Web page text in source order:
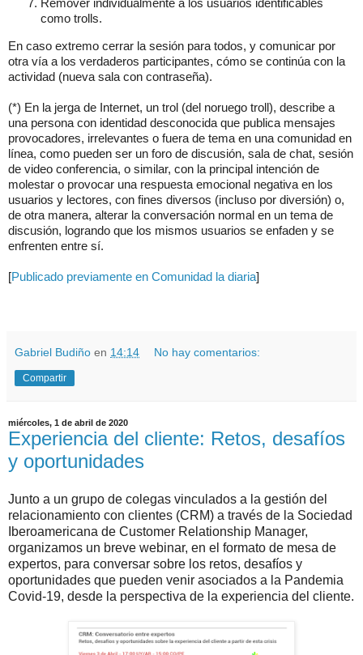
como trolls.
En caso extremo cerrar la sesión para todos, y comunicar por
otra vía a los verdaderos participantes, cómo se continúa con la
actividad (nueva sala con contraseña).
(*) En la jerga de Internet, un trol (del noruego troll), describe a
una persona con identidad desconocida que publica mensajes
provocadores, irrelevantes o fuera de tema en una comunidad en
línea, como pueden ser un foro de discusión, sala de chat, sesión
de video conferencia, o similar, con la principal intención de
molestar o provocar una respuesta emocional negativa en los
usuarios y lectores, con fines diversos (incluso por diversión)​ o,
de otra manera, alterar la conversación normal en un tema de
discusión, logrando que los mismos usuarios se enfaden y se
enfrenten entre sí.
[Publicado previamente en Comunidad la diaria]
Gabriel Budiño en 14:14 No hay comentarios:
Compartir
miércoles, 1 de abril de 2020
Experiencia del cliente: Retos, desafíos
y oportunidades
Junto a un grupo de colegas vinculados a la gestión del
relacionamiento con clientes (CRM) a través de la Sociedad
Iberoamericana de Customer Relationship Manager,
organizamos un breve webinar, en el formato de mesa de
expertos, para conversar sobre los retos, desafíos y
oportunidades que pueden venir asociados a la Pandemia
Covid-19, desde la perspectiva de la experiencia del cliente.